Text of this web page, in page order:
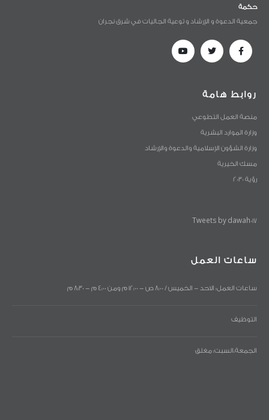
حكمة
جمعية الدعوة و الإرشاد و توعية الجاليات في شرق نجران
روابط هامة
منصة العمل التطوعي
وزارة الموارد البشرية
وزارة الشؤون الإسلامية والدعوة والإرشاد
مسك الخيرية
رؤية 2030
Tweets by dawah017
ساعات العمل
ساعات العمل: الاحد - الخميس / 8:00 ص - 12:00 م ومن 4:00 م - 8:30 م
التوظيف
الجمعة،السبت: مغلق